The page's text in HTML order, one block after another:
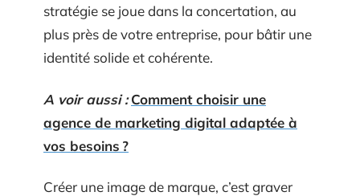
stratégie se joue dans la concertation, au
plus près de votre entreprise, pour bâtir une
identité solide et cohérente.
A voir aussi : Comment choisir une
agence de marketing digital adaptée à
vos besoins ?
Créer une image de marque, c’est graver